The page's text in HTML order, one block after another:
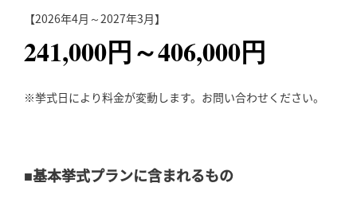
【2026年4月～2027年3月】
241,000円～406,000円
※挙式日により料金が変動します。お問い合わせください。
■基本挙式プランに含まれるもの